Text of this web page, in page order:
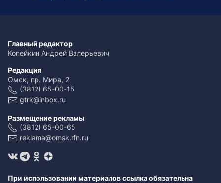
Главный редактор
Копейкин Андрей Валерьевич
Редакция
Омск, пр. Мира, 2
(3812) 65-00-15
gtrk@inbox.ru
Размещение рекламы
(3812) 65-00-65
reklama@omsk.rfn.ru
При использовании материалов ссылка обязательна